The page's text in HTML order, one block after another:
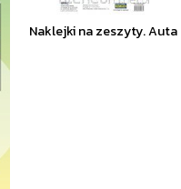
Naklejki na zeszyty. Auta